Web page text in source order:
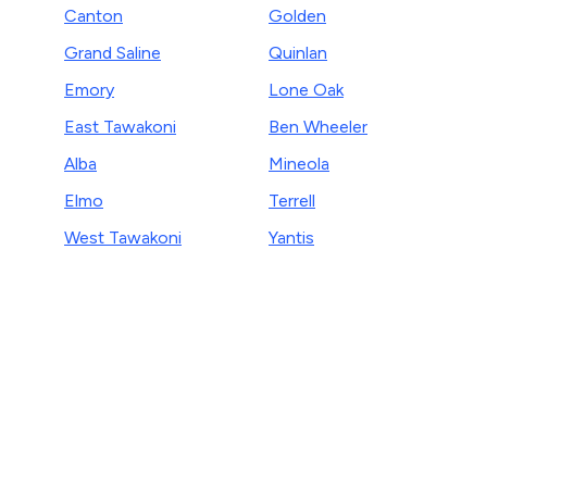
Canton
Grand Saline
Emory
East Tawakoni
Alba
Elmo
West Tawakoni
Golden
Quinlan
Lone Oak
Ben Wheeler
Mineola
Terrell
Yantis